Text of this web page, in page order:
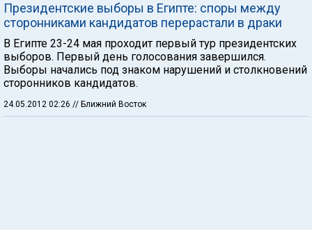
Президентские выборы в Египте: споры между
сторонниками кандидатов перерастали в драки
В Египте 23-24 мая проходит первый тур президентских
выборов. Первый день голосования завершился.
Выборы начались под знаком нарушений и столкновений
сторонников кандидатов.
24.05.2012 02:26 // Ближний Восток